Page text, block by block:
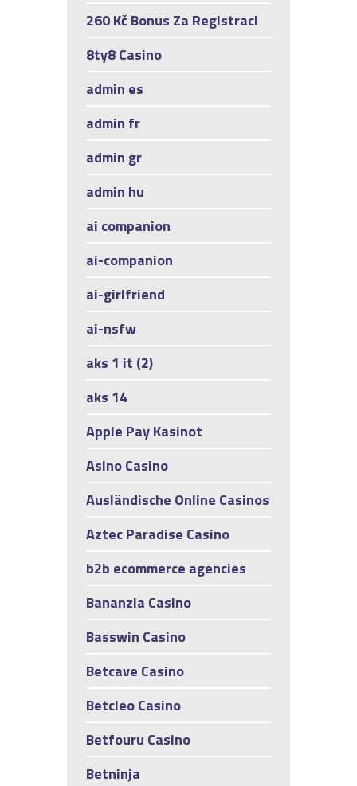
260 Kč Bonus Za Registraci
8ty8 Casino
admin es
admin fr
admin gr
admin hu
ai companion
ai-companion
ai-girlfriend
ai-nsfw
aks 1 it (2)
aks 14
Apple Pay Kasinot
Asino Casino
Ausländische Online Casinos
Aztec Paradise Casino
b2b ecommerce agencies
Bananzia Casino
Basswin Casino
Betcave Casino
Betcleo Casino
Betfouru Casino
Betninja